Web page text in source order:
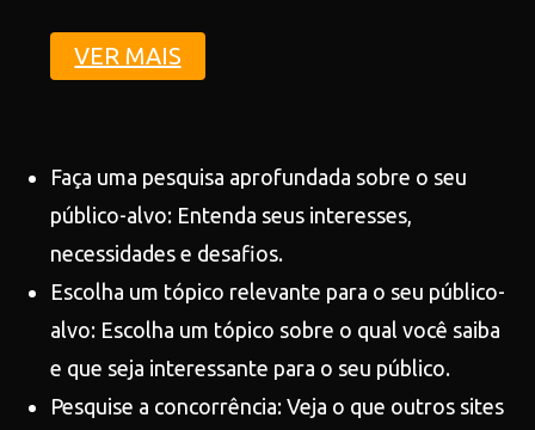
VER MAIS
Faça uma pesquisa aprofundada sobre o seu
público-alvo: Entenda seus interesses,
necessidades e desafios.
Escolha um tópico relevante para o seu público-
alvo: Escolha um tópico sobre o qual você saiba
e que seja interessante para o seu público.
Pesquise a concorrência: Veja o que outros sites